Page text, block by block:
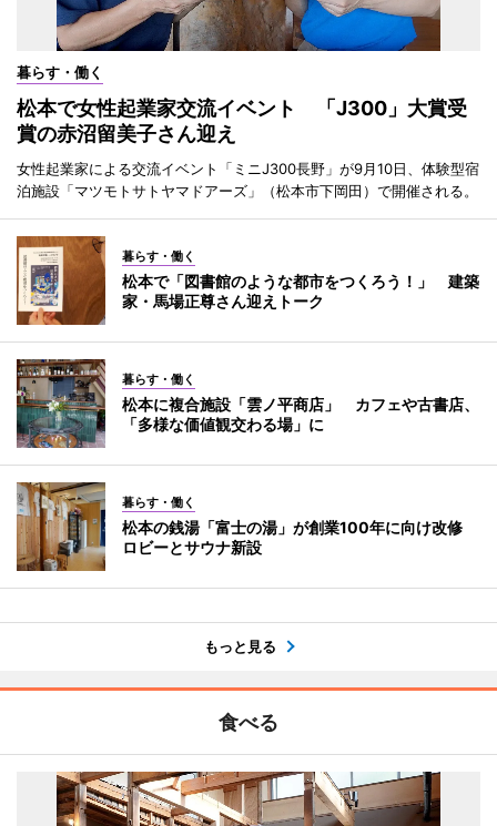
暮らす・働く
松本で女性起業家交流イベント 「J300」大賞受
賞の赤沼留美子さん迎え
女性起業家による交流イベント「ミニJ300長野」が9月10日、体験型宿
泊施設「マツモトサトヤマドアーズ」（松本市下岡田）で開催される。
暮らす・働く
松本で「図書館のような都市をつくろう！」 建築
家・馬場正尊さん迎えトーク
暮らす・働く
松本に複合施設「雲ノ平商店」 カフェや古書店、
「多様な価値観交わる場」に
暮らす・働く
松本の銭湯「富士の湯」が創業100年に向け改修
ロビーとサウナ新設
もっと見る
食べる